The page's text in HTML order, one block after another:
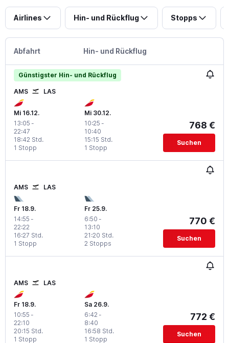
Airlines Hin- und Rückflug Stopps
Abfahrt Hin- und Rückflug
Günstigster Hin- und Rückflug
AMS LAS
Mi 16.12.
13:05 -
22:47
1 Stopp
18:42 Std.
Mi 30.12.
10:25 -
10:40
1 Stopp
15:15 Std.
768 €
Suchen
AMS LAS
Fr 18.9.
14:55 -
22:22
1 Stopp
16:27 Std.
Fr 25.9.
6:50 -
13:10
2 Stopps
21:20 Std.
770 €
Suchen
AMS LAS
Fr 18.9.
10:55 -
22:10
1 Stopp
20:15 Std.
Sa 26.9.
6:42 -
8:40
1 Stopp
16:58 Std.
772 €
Suchen